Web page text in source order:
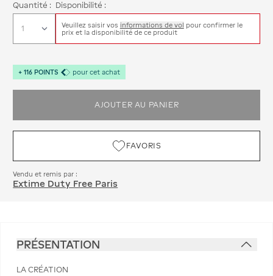
Quantité : Disponibilité :
Veuillez saisir vos informations de vol pour confirmer le
prix et la disponibilité de ce produit
+ 116 POINTS pour cet achat
AJOUTER AU PANIER
FAVORIS
Vendu et remis par :
Extime Duty Free Paris
PRÉSENTATION
LA CRÉATION